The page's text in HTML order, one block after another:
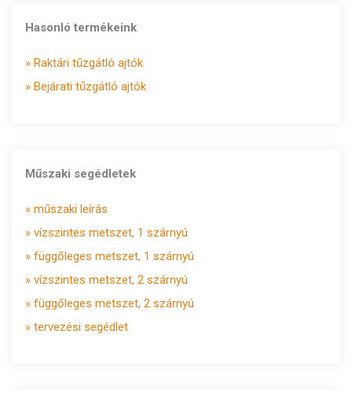
Hasonló termékeink
» Raktári tűzgátló ajtók
» Bejárati tűzgátló ajtók
Műszaki segédletek
» műszaki leírás
» vízszintes metszet, 1 szárnyú
» függőleges metszet, 1 szárnyú
» vízszintes metszet, 2 szárnyú
» függőleges metszet, 2 szárnyú
» tervezési segédlet